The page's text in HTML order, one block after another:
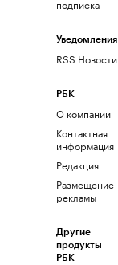
подписка
Уведомления
RSS Новости
РБК
О компании
Контактная
информация
Редакция
Размещение
рекламы
Другие
продукты
РБК